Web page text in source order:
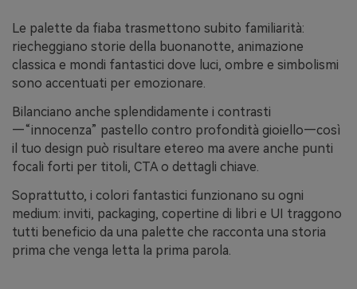
Le palette da fiaba trasmettono subito familiarità:
riecheggiano storie della buonanotte, animazione
classica e mondi fantastici dove luci, ombre e simbolismi
sono accentuati per emozionare.
Bilanciano anche splendidamente i contrasti
—“innocenza” pastello contro profondità gioiello—così
il tuo design può risultare etereo ma avere anche punti
focali forti per titoli, CTA o dettagli chiave.
Soprattutto, i colori fantastici funzionano su ogni
medium: inviti, packaging, copertine di libri e UI traggono
tutti beneficio da una palette che racconta una storia
prima che venga letta la prima parola.